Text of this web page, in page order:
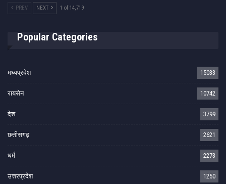
PREV NEXT 1 of 14,719
Popular Categories
मध्यप्रदेश 15033
रायसेन 10742
देश 3799
छत्तीसगढ़ 2621
धर्म 2273
उत्तरप्रदेश 1250